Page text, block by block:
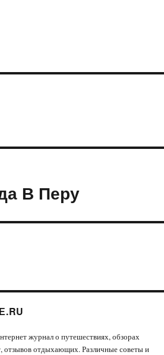
В Перу
журнал о путешествиях, обзорах
отзывов отдыхающих. Различные советы и